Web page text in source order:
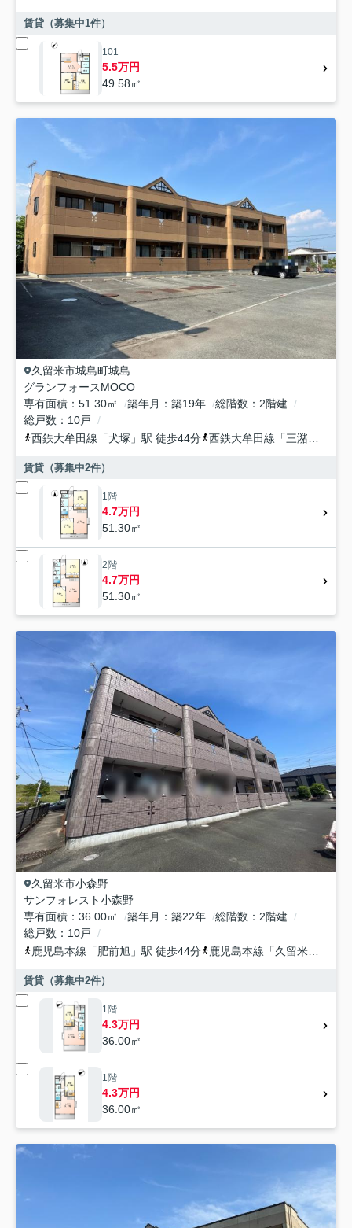
賃貸（募集中1件）
101
5.5万円
49.58㎡
久留米市城島町城島
グランフォースMOCO
専有面積
51.30㎡ 築年月 築19年 総階数
2階建
総戸数
10戸
西鉄大牟田線 「犬塚 」駅 徒歩44分 西鉄大牟田線 「三潴
賃貸（募集中2件）
1階
4.7万円
51.30㎡
2階
4.7万円
51.30㎡
久留米市小森野
サンフォレスト小森野
専有面積
36.00㎡ 築年月 築22年 総階数
2階建
総戸数
10戸
鹿児島本線 「 肥前旭 」駅 徒歩44分 鹿児島本線 「久留米
賃貸（募集中2件）
1階
4.3万円
36.00㎡
1階
4.3万円
36.00㎡